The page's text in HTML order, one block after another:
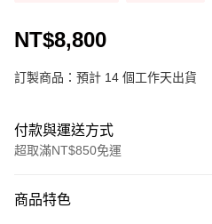
NT$8,800
訂製商品：預計 14 個工作天出貨
付款與運送方式
超取滿NT$850免運
信用卡一次付款
商品特色